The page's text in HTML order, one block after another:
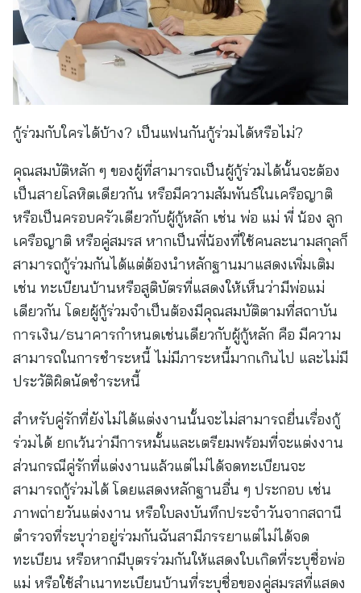
กู้ร่วมกับใครได้บ้าง? เป็นแฟนกันกู้ร่วมได้หรือไม่?
คุณสมบัติหลัก ๆ ของผู้ที่สามารถเป็นผู้กู้ร่วมได้นั้นจะต้อง
เป็นสายโลหิตเดียวกัน หรือมีความสัมพันธ์ในเครือญาติ
หรือเป็นครอบครัวเดียวกับผู้กู้หลัก เช่น พ่อ แม่ พี่ น้อง ลูก
เครือญาติ หรือคู่สมรส หากเป็นพี่น้องที่ใช้คนละนามสกุลก็
สามารถกู้ร่วมกันได้แต่ต้องนำหลักฐานมาแสดงเพิ่มเติม
เช่น ทะเบียนบ้านหรือสูติบัตรที่แสดงให้เห็นว่ามีพ่อแม่
เดียวกัน โดยผู้กู้ร่วมจำเป็นต้องมีคุณสมบัติตามที่สถาบัน
การเงิน/ธนาคารกำหนดเช่นเดียวกับผู้กู้หลัก คือ มีความ
สามารถในการชำระหนี้ ไม่มีภาระหนี้มากเกินไป และไม่มี
ประวัติผิดนัดชำระหนี้
สำหรับคู่รักที่ยังไม่ได้แต่งงานนั้นจะไม่สามารถยื่นเรื่องกู้
ร่วมได้ ยกเว้นว่ามีการหมั้นและเตรียมพร้อมที่จะแต่งงาน
ส่วนกรณีคู่รักที่แต่งงานแล้วแต่ไม่ได้จดทะเบียนจะ
สามารถกู้ร่วมได้ โดยแสดงหลักฐานอื่น ๆ ประกอบ เช่น
ภาพถ่ายวันแต่งงาน หรือใบลงบันทึกประจำวันจากสถานี
ตำรวจที่ระบุว่าอยู่ร่วมกันฉันสามีภรรยาแต่ไม่ได้จด
ทะเบียน หรือหากมีบุตรร่วมกันให้แสดงใบเกิดที่ระบุชื่อพ่อ
แม่ หรือใช้สำเนาทะเบียนบ้านที่ระบุชื่อของคู่สมรสที่แสดง